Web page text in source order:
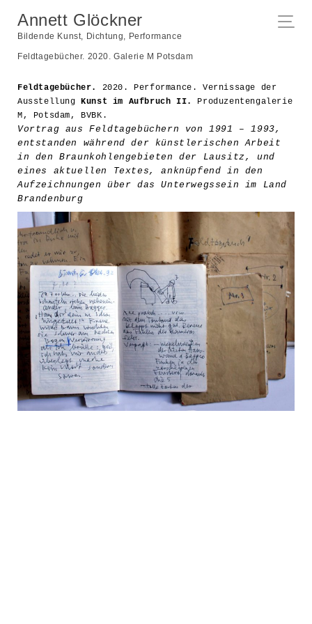
Annett Glöckner
Bildende Kunst, Dichtung, Performance
Feldtagebücher. 2020. Galerie M Potsdam
Feldtagebücher.
2020. Performance. Vernissage der
AusstellungKunst im Aufbruch II.
Produzentengalerie
M, Potsdam, BVBK.
Vortrag aus Feldtagebüchern von 1991 – 1993,
entstanden während der künstlerischen Arbeit
in den Braunkohlengebieten der Lausitz, und
eines aktuellen Textes, anknüpfend in den
Aufzeichnungen über das Unterwegssein im Land
Brandenburg